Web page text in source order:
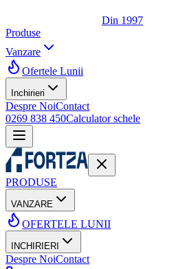
Din 1997
Produse
Vanzare
Ofertele Lunii
Inchirieri
Despre NoiContact
0269 838 450Calculator schele
PRODUSE
VANZARE
OFERTELE LUNII
INCHIRIERI
Despre NoiContact